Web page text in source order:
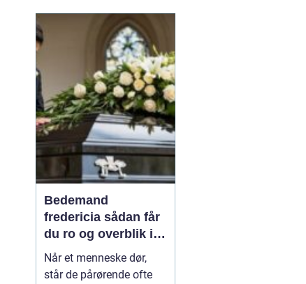
bekymret. For mange i
og omkring Asnæs kan
det dog være en
udfordring at finde den
rette tandlæge, især hvis
man har haft d...
Bedemand
fredericia sådan får
du ro og overblik i
en svær tid
Når et menneske dør,
står de pårørende ofte